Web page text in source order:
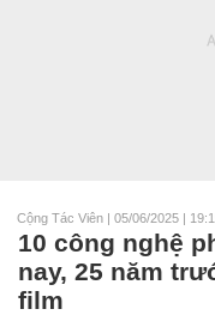
Cộng Tác Viên | 05/06/2025 |
10 công nghệ
nay, 25 năm
film